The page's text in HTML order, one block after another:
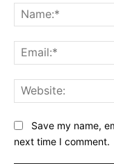
Save my name,
next time I comment.